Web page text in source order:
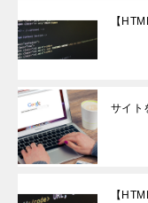
【
サイト
【